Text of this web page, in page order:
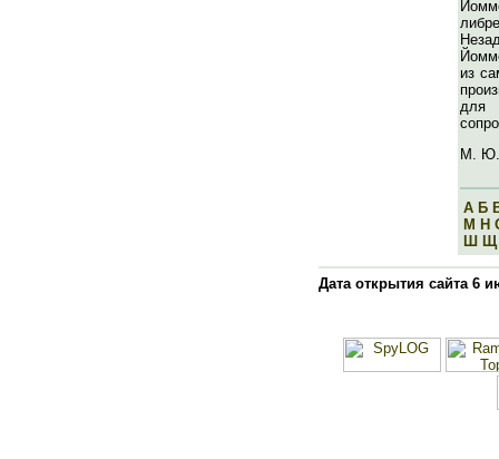
из
М. Ю.
А Б
М Н
Ш Щ
Дата открытия сайта 6